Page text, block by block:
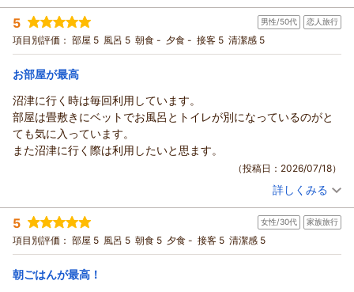
てしまったのは大変残念でございましたが、「広いお部屋から
沼津の街を見下ろしながらゆっくりできた」とのことで、少し
でも旅の疲れを癒やすお時間をご提供できたのであれば、私ど
もにとっても何よりの喜びでございます。
ぜひ次回は、晴天の中で打ち上げられる沼津の花火をご覧に、
またのお越しを、スタッフ一同心よりお待ちしております。
ココチホテル沼津 フロント志食
早い時間でしたが、タブレットにサインでチェックインが出来
て、簡単便利でした。
洗面も広めで、トイレのスペースも狭すぎず。
入浴剤で疲れを癒せました。
シャワーヘッドが切り替え式で、ミストがお気に入りです♪
花火大会終了直後の豪雨でずぶぬれで戻ったら、
“お部屋に上がられる前にどうぞ”とタオルを用意して頂けました。
ランドリーコーナーに、洗濯機・乾燥機・コイン式の洗濯乾燥機
があり、ちょうど洗濯乾燥機が使えて助かりました。
ラウンジのサービスのコーヒーをお部屋で頂いて出発しました。
どのスタッフの方も丁寧で、おかげさまでとてもいい旅になりま
した。
宿泊時期： 2026年07月宿泊 (夫婦旅行)
投稿者： はぴぞうさん
宿泊プラン： 〔素泊り〕素足でくつろげるリラックスダブル（眺望なし）
ダブル 食事なし
宿泊価格帯： 9,001～10,000円(大人一人あたり/税込)
ココチホテル沼津からの返信
はぴぞう 様
この度はホテルココチをご利用いただき、また心温まる口コミ
をお寄せいただき誠に
毎年の狩野川花火大会でのご宿泊先として、再び当ホテルをお
選びいただけましたこと、大変光栄に存じます。
立地やチェックイン、お荷物のお預かりをはじめ、お部屋や浴
室、入浴剤、ミストシャワーなど快適にお過ごしいただけたご
様子を伺い、とても嬉しく拝読いたしました。
花火大会後はあいにくの豪雨となりましたが、少しでもお役に
5 男性/50代 恋人旅行
項目別評価： 部屋 5 風呂 5 朝食 - 夕食 - 接客 5 清潔感 5
お部屋が最高
沼津に行く時は毎回利用しています。
部屋は畳敷きにベットでお風呂とトイレが別になっているのがと
ても気に入っています。
また沼津に行く際は利用したいと思ます。
（投稿日：2026/07/18）
投稿者： けんさん(男性/50代)
宿泊プラン： 【満車の日限定】〔素泊り〕素足でくつろげるリラックスツイ
ン
ツイン 食事なし
宿泊価格帯： 8,001～9,000円(大人一人あたり/税込)
詳しくみる
5 女性/30代 家族旅行
項目別評価： 部屋 5 風呂 5 朝食 5 夕食 - 接客 5 清潔感 5
朝ごはんが最高！